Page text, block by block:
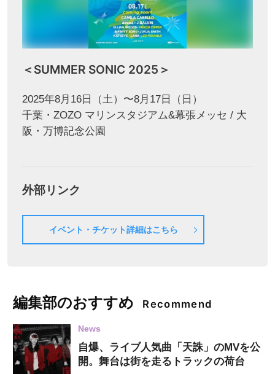
＜SUMMER SONIC 2025＞
2025年8月16日（土）〜8月17日（日）
千葉・ZOZO マリンスタジアム&幕張メッセ / 大
阪・万博記念公園
外部リンク
イベント・チケット詳細はこちら
編集部のおすすめ Recommend
News
自爆、ライブ人気曲「天誅」のMVを公
開。舞台は街を走るトラックの荷台